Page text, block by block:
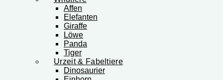
Affen
Elefanten
Giraffe
Löwe
Panda
Tiger
Urzeit & Fabeltiere
Dinosaurier